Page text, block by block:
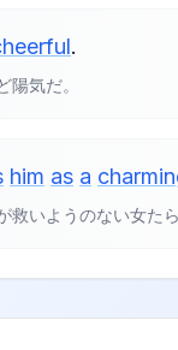
.
気だ。
him as a
救いようのない女た